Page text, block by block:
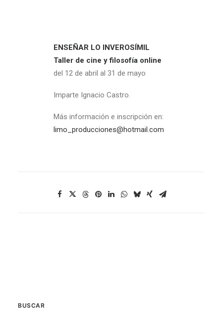
ENSEÑAR LO INVEROSÍMIL
Taller de cine y filosofía online
del 12 de abril al 31 de mayo
Imparte Ignacio Castro.
Más información e inscripción en:
limo_producciones@hotmail.com
BUSCAR